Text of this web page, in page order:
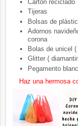
Cartón reciclado
Tijeras
Bolsas de
Adornos
corona
Bolas de unicel
Glitter (
Pegamento
Haz una hermosa